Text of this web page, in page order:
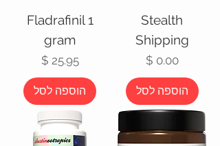
Stealth
Shipping
מחיר‏0.00 ‏$
הוספה לסל
Fladrafinil 1
gram
מחיר‏25.95 ‏$
הוספה לסל